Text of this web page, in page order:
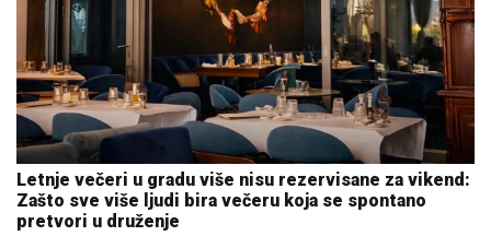
Letnje večeri u gradu više nisu rezervisane za vikend:
Zašto sve više ljudi bira večeru koja se spontano
pretvori u druženje